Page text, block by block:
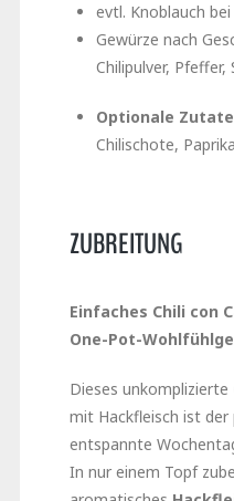
evtl. Knoblauch
Gewürze nach
Chilipulver, Pfeffer,
Optionale
Chilischote,
ZUBREITUNG
Einfaches Chili con
One-Pot-
Dieses unkomplizierte
mit Hackfleisch ist
entspannte
In nur einem Topf